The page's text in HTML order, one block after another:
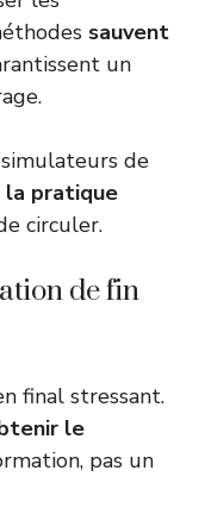
sauvent
un
de
pratique
circuler.
de fin
final stressant.
le
pas un